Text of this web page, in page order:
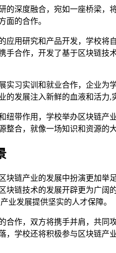
深度融合，宛如一座桥梁
面的合作。
用研究和产品开发，学校
合作，开发了基于区块链
习实训和就业合作，企业
发展注入新鲜的血液和活力,
带作用，学校举办区块链
合，就像一场知识和资源的
链产业的发展中扮演更加
链技术的发展开辟更为广
业发展提供坚实的人才保障。
作，双方将携手并肩，共
学校还将积极参与区块链